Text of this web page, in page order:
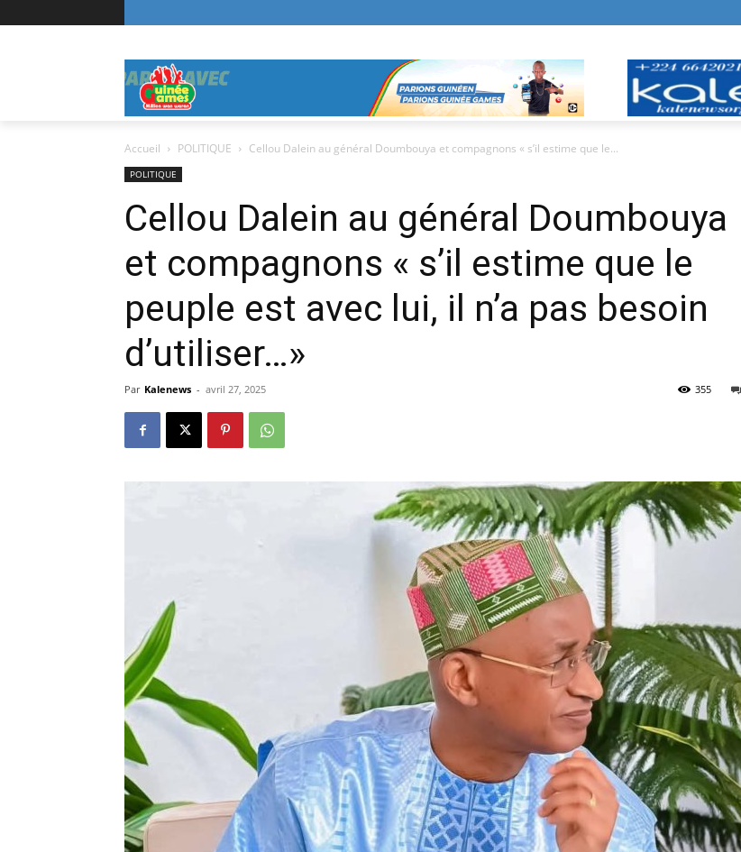
Accueil POLITIQUE Cellou Dalein au général Doumbouya et compagnons « s’il estime que le...
POLITIQUE
Cellou Dalein au général Doumbouya
et compagnons « s’il estime que le
peuple est avec lui, il n’a pas besoin
d’utiliser…»
Par Kalenews - avril 27, 2025 355